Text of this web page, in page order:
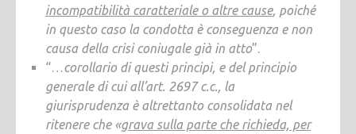
incompatibilità caratteriale o altre cause, poiché
in questo caso la condotta è conseguenza e non
causa della crisi coniugale già in atto”.
“…corollario di questi principi, e del principio
generale di cui all’art. 2697 c.c., la
giurisprudenza è altrettanto consolidata nel
ritenere che «grava sulla parte che richieda, per